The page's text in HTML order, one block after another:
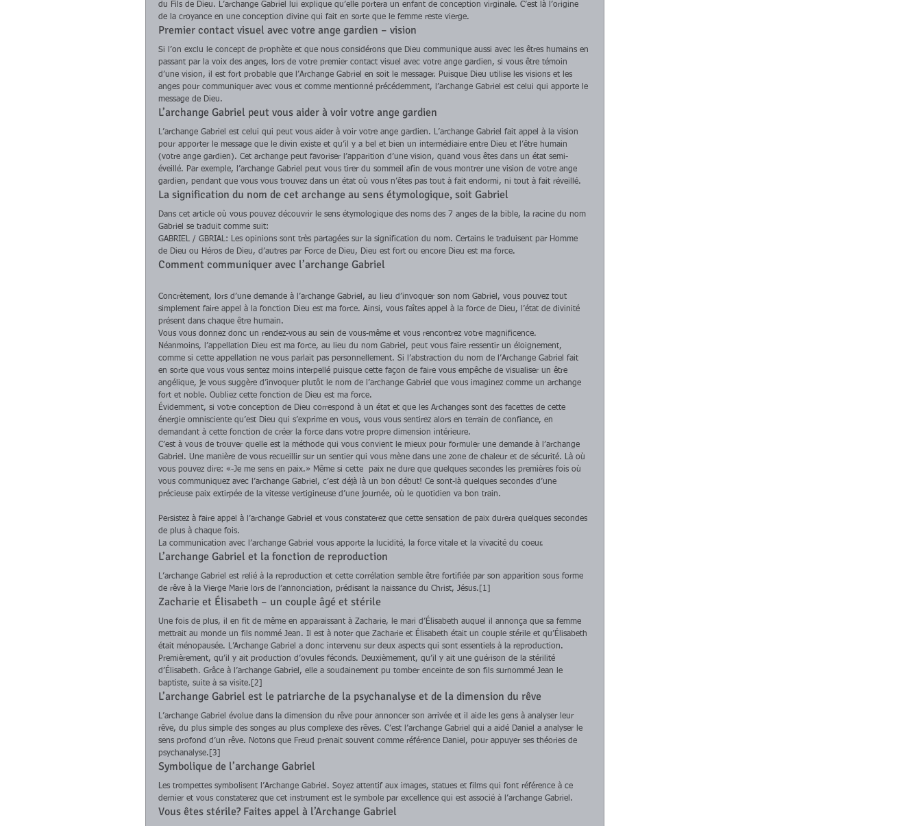
du Fils de Dieu. L’archange Gabriel lui explique qu’elle portera un enfant de conception virginale. C’est là l’origine
de la croyance en une conception divine qui fait en sorte que le femme reste vierge.
Premier contact visuel avec votre ange gardien – vision
Si l’on exclu le concept de prophète et que nous considérons que Dieu communique aussi avec les êtres humains en
passant par la voix des anges, lors de votre premier contact visuel avec votre ange gardien, si vous être témoin
d’une vision, il est fort probable que l’Archange Gabriel en soit le messager. Puisque Dieu utilise les visions et les
anges pour communiquer avec vous et comme mentionné précédemment, l’archange Gabriel est celui qui apporte le
message de Dieu.
L’archange Gabriel peut vous aider à voir votre ange gardien
L’archange Gabriel est celui qui peut vous aider à voir votre ange gardien. L’archange Gabriel fait appel à la vision
pour apporter le message que le divin existe et qu’il y a bel et bien un intermédiaire entre Dieu et l’être humain
(votre ange gardien). Cet archange peut favoriser l’apparition d’une vision, quand vous êtes dans un état semi-
éveillé. Par exemple, l’archange Gabriel peut vous tirer du sommeil afin de vous montrer une vision de votre ange
gardien, pendant que vous vous trouvez dans un état où vous n’êtes pas tout à fait endormi, ni tout à fait réveillé.
La signification du nom de cet archange au sens étymologique, soit Gabriel
Dans cet article où vous pouvez découvrir le sens étymologique des noms des 7 anges de la bible, la racine du nom
Gabriel se traduit comme suit:
GABRIEL / GBRIAL: Les opinions sont très partagées sur la signification du nom. Certains le traduisent par Homme
de Dieu ou Héros de Dieu, d’autres par Force de Dieu, Dieu est fort ou encore Dieu est ma force.
Comment communiquer avec l’archange Gabriel
Concrètement, lors d’une demande à l’archange Gabriel, au lieu d’invoquer son nom Gabriel, vous pouvez tout
simplement faire appel à la fonction Dieu est ma force. Ainsi, vous faîtes appel à la force de Dieu, l’état de divinité
présent dans chaque être humain.
Vous vous donnez donc un rendez-vous au sein de vous-même et vous rencontrez votre magnificence.
Néanmoins, l’appellation Dieu est ma force, au lieu du nom Gabriel, peut vous faire ressentir un éloignement,
comme si cette appellation ne vous parlait pas personnellement. Si l’abstraction du nom de l’Archange Gabriel fait
en sorte que vous vous sentez moins interpellé puisque cette façon de faire vous empêche de visualiser un être
angélique, je vous suggère d’invoquer plutôt le nom de l’archange Gabriel que vous imaginez comme un archange
fort et noble. Oubliez cette fonction de Dieu est ma force.
Évidemment, si votre conception de Dieu correspond à un état et que les Archanges sont des facettes de cette
énergie omnisciente qu’est Dieu qui s’exprime en vous, vous vous sentirez alors en terrain de confiance, en
demandant à cette fonction de créer la force dans votre propre dimension intérieure.
C’est à vous de trouver quelle est la méthode qui vous convient le mieux pour formuler une demande à l’archange
Gabriel. Une manière de vous recueillir sur un sentier qui vous mène dans une zone de chaleur et de sécurité. Là où
vous pouvez dire: «-Je me sens en paix.» Même si cette  paix ne dure que quelques secondes les premières fois où
vous communiquez avec l’archange Gabriel, c’est déjà là un bon début! Ce sont-là quelques secondes d’une
précieuse paix extirpée de la vitesse vertigineuse d’une journée, où le quotidien va bon train.
Persistez à faire appel à l’archange Gabriel et vous constaterez que cette sensation de paix durera quelques secondes
de plus à chaque fois.
La communication avec l’archange Gabriel vous apporte la lucidité, la force vitale et la vivacité du coeur.
L’archange Gabriel et la fonction de reproduction
L’archange Gabriel est relié à la reproduction et cette corrélation semble être fortifiée par son apparition sous forme
de rêve à la Vierge Marie lors de l’annonciation, prédisant la naissance du Christ, Jésus.[1]
Zacharie et Élisabeth – un couple âgé et stérile
Une fois de plus, il en fit de même en apparaissant à Zacharie, le mari d’Élisabeth auquel il annonça que sa femme
mettrait au monde un fils nommé Jean. Il est à noter que Zacharie et Élisabeth était un couple stérile et qu’Élisabeth
était ménopausée. L’Archange Gabriel a donc intervenu sur deux aspects qui sont essentiels à la reproduction.
Premièrement, qu’il y ait production d’ovules féconds. Deuxièmement, qu’il y ait une guérison de la stérilité
d’Élisabeth. Grâce à l’archange Gabriel, elle a soudainement pu tomber enceinte de son fils surnommé Jean le
baptiste, suite à sa visite.[2]
L’archange Gabriel est le patriarche de la psychanalyse et de la dimension du rêve
L’archange Gabriel évolue dans la dimension du rêve pour annoncer son arrivée et il aide les gens à analyser leur
rêve, du plus simple des songes au plus complexe des rêves. C’est l’archange Gabriel qui a aidé Daniel a analyser le
sens profond d’un rêve. Notons que Freud prenait souvent comme référence Daniel, pour appuyer ses théories de
psychanalyse.[3]
Symbolique de l’archange Gabriel
Les trompettes symbolisent l’Archange Gabriel. Soyez attentif aux images, statues et films qui font référence à ce
dernier et vous constaterez que cet instrument est le symbole par excellence qui est associé à l’archange Gabriel.
Vous êtes stérile? Faites appel à l’Archange Gabriel